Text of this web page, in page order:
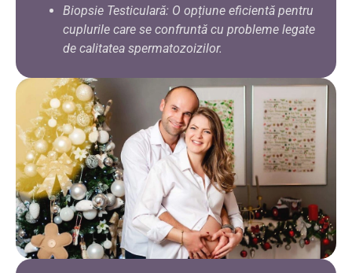
Biopsie Testiculară: O opțiune eficientă pentru
cuplurile care se confruntă cu probleme legate
de calitatea spermatozoizilor.